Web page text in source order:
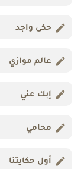
حكى واجد
عالم موازي
إبك عني
محامي
أول حكايتنا